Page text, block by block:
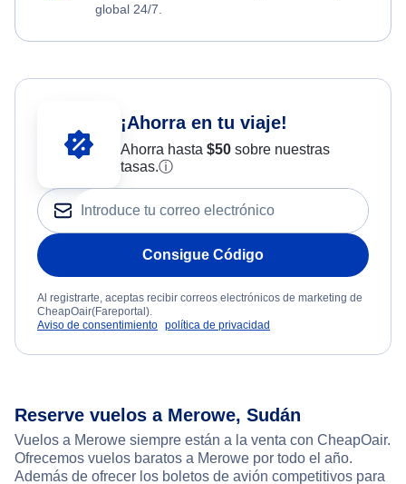
global 24/7.
¡Ahorra en tu viaje!
Ahorra hasta $50sobre nuestras
tasas.ⓘ
Consigue Código
Al registrarte, aceptas recibir correos electrónicos de marketing de
CheapOair(Fareportal).
Aviso de consentimiento política de privacidad
Reserve vuelos a Merowe, Sudán
Vuelos a Merowe siempre están a la venta con CheapOair.
Ofrecemos vuelos baratos a Merowe por todo el año.
Además de ofrecer los boletos de avión competitivos para